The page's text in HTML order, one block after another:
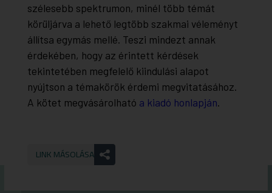
szélesebb spektrumon, minél több témát
körüljárva a lehető legtöbb szakmai véleményt
állítsa egymás mellé. Teszi mindezt annak
érdekében, hogy az érintett kérdések
tekintetében megfelelő kiindulási alapot
nyújtson a témakörök érdemi megvitatásához.
A kötet megvásárolható a kiadó honlapján.
LINK MÁSOLÁSA